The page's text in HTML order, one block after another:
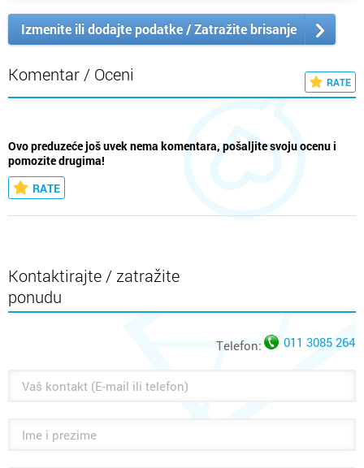
Izmenite ili dodajte podatke / Zatražite brisanje
Komentar / Oceni RATE
Ovo preduzeće još uvek nema komentara, pošaljite svoju ocenu i
pomozite drugima!
RATE
Kontaktirajte / zatražite
ponudu
Telefon: 011 3085 264